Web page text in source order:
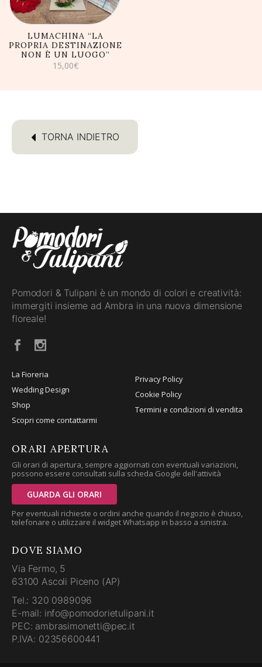
LUMACHINA “LA
PROPRIA DESTINAZIONE
NON È UN LUOGO”
15,00€
TORNA INDIETRO
Pomodori & Tulipani è un mondo di colori e creatività:
immergiti insieme ad Ambra in una nuova dimensione
floreale!
La Fioreria
Wedding Design
Shop
Scopri come contattarmi
Privacy Policy
Cookie Policy
Termini e condizioni di vendita
ORARI APERTURA
Gli orari di apertura, sempre aggiornati con eventuali variazioni,
possono essere consultati sulla scheda Google dell'attività
GUARDA GLI ORARI
Per eventuali richieste o ordini anche quando il negozio è chiuso,
telefonare o utilizzare il widget Whatsapp in basso a sinistra.
DOVE SIAMO
Via Fermo, 5
63100 Ascoli Piceno (AP)
Tel.: 320 0989096
E-mail: info@pomodorietulipani.it
PEC: ambrasimonetti@pec.it
P.IVA: 02356600441